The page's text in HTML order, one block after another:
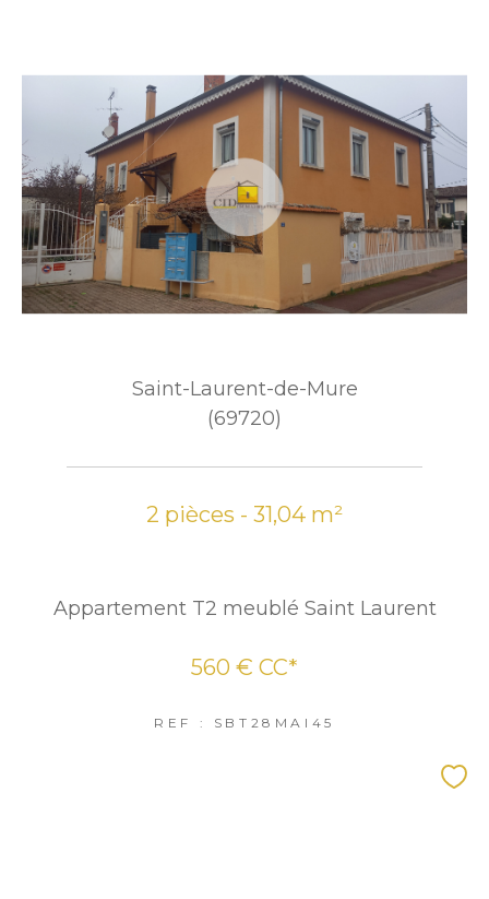
Saint-Laurent-de-Mure
(69720)
2 pièces - 31,04 m²
Appartement T2 meublé Saint Laurent
560 € CC*
REF : SBT28MAI45